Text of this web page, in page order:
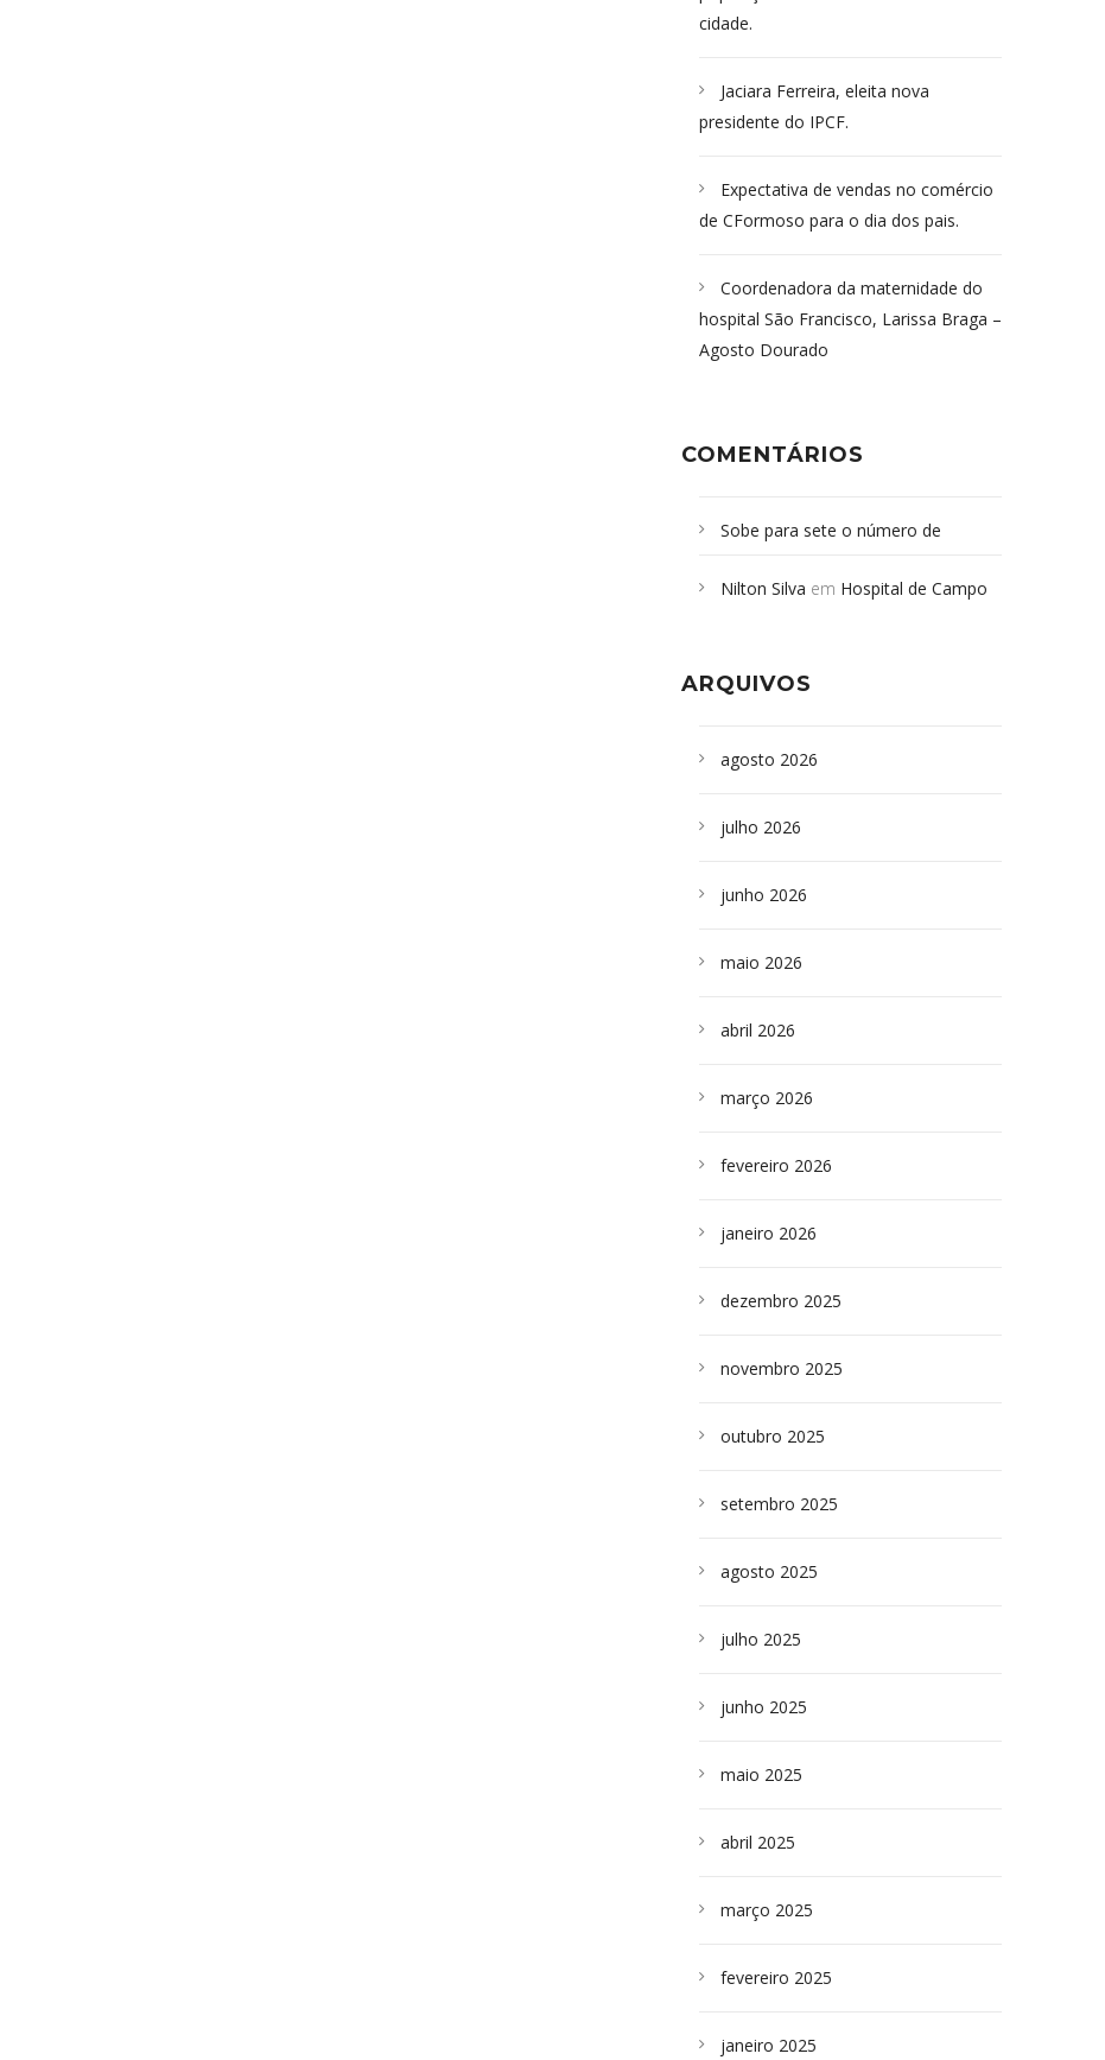
cidade.
Jaciara Ferreira, eleita nova
presidente do IPCF.
Expectativa de vendas no comércio
de CFormoso para o dia dos pais.
Coordenadora da maternidade do
hospital São Francisco, Larissa Braga –
Agosto Dourado
COMENTÁRIOS
Sobe para sete o número de
desabamento em São Paulo - Revista
sepultados em SP
Nilton Silva em Hospital de Campo
ARQUIVOS
agosto 2026
julho 2026
junho 2026
maio 2026
abril 2026
março 2026
fevereiro 2026
janeiro 2026
dezembro 2025
novembro 2025
outubro 2025
setembro 2025
agosto 2025
julho 2025
junho 2025
maio 2025
abril 2025
março 2025
fevereiro 2025
janeiro 2025